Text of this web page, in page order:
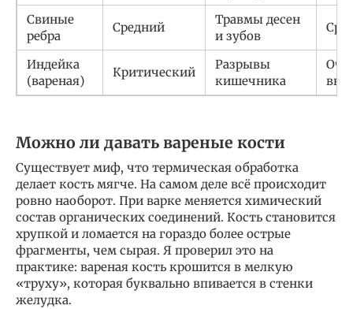
Свиные
ребра
Средний
Травмы десен
и зубов
Индейка
(вареная)
Критический
Разрывы
кишечника
Можно ли давать вареные кости
Существует миф, что термическая обработка
делает кость мягче. На самом деле всё происходит
ровно наоборот. При варке меняется химический
состав органических соединений. Кость становится
хрупкой и ломается на гораздо более острые
фрагменты, чем сырая. Я проверил это на
практике: вареная кость крошится в мелкую
«труху», которая буквально впивается в стенки
желудка.